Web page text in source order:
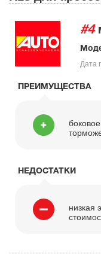
#4
Дата
ПРЕИМУЩЕСТВА
НЕДОСТАТКИ
низкая